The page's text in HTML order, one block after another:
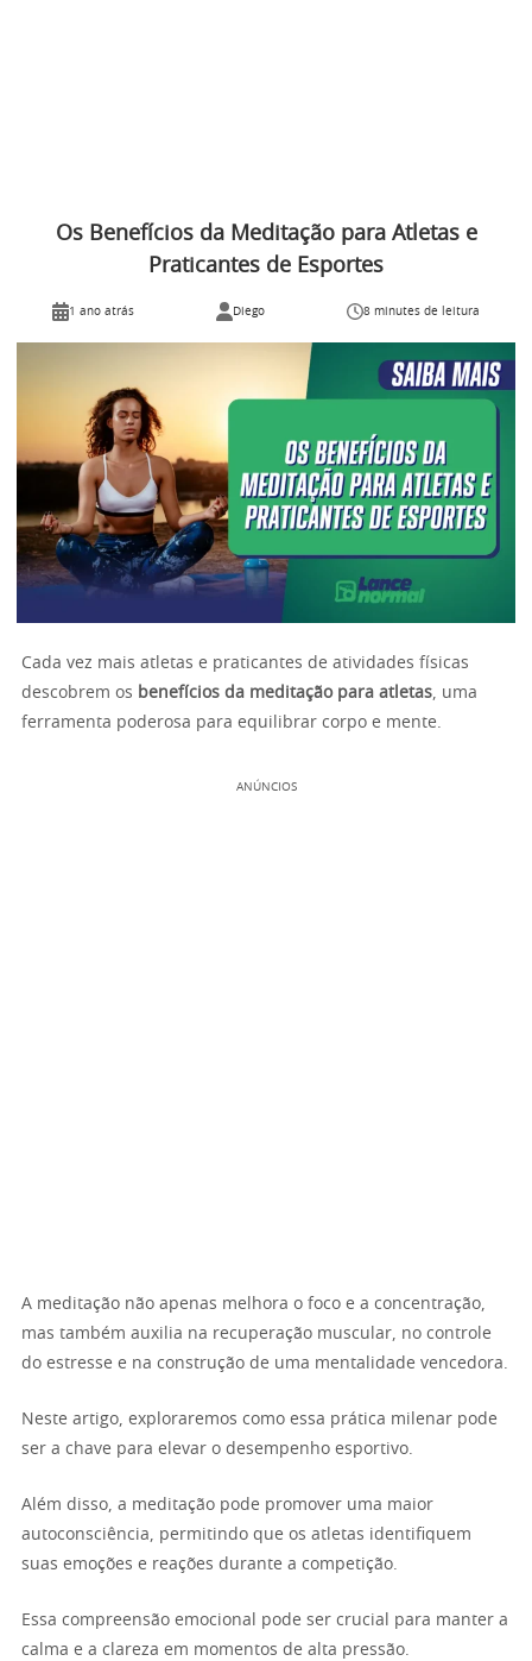
Os Benefícios da Meditação para Atletas e
Praticantes de Esportes
1 ano atrás Diego 8 minutes de leitura
Cada vez mais atletas e praticantes de atividades físicas
descobrem os benefícios da meditação para atletas, uma
ferramenta poderosa para equilibrar corpo e mente.
ANÚNCIOS
A meditação não apenas melhora o foco e a concentração,
mas também auxilia na recuperação muscular, no controle
do estresse e na construção de uma mentalidade vencedora.
Neste artigo, exploraremos como essa prática milenar pode
ser a chave para elevar o desempenho esportivo.
Além disso, a meditação pode promover uma maior
autoconsciência, permitindo que os atletas identifiquem
suas emoções e reações durante a competição.
Essa compreensão emocional pode ser crucial para manter a
calma e a clareza em momentos de alta pressão.